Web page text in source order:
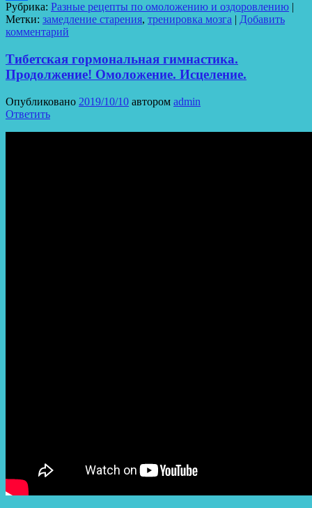
Отправить
Рубрика: Разные рецепты по омоложению и оздоровлению |
Метки: замедление старения, тренировка мозга | Добавить
комментарий
Тибетская гормональная гимнастика.
Продолжение! Омоложение. Исцеление.
Опубликовано 2019/10/10 автором admin
Ответить